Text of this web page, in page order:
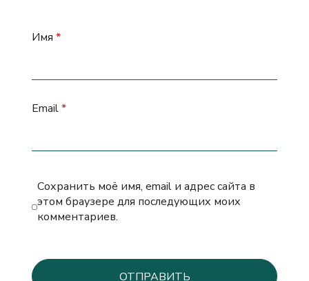
Имя *
Email*
Сохранить моё имя, email и адрес сайта в
этом браузере для последующих моих
комментариев.